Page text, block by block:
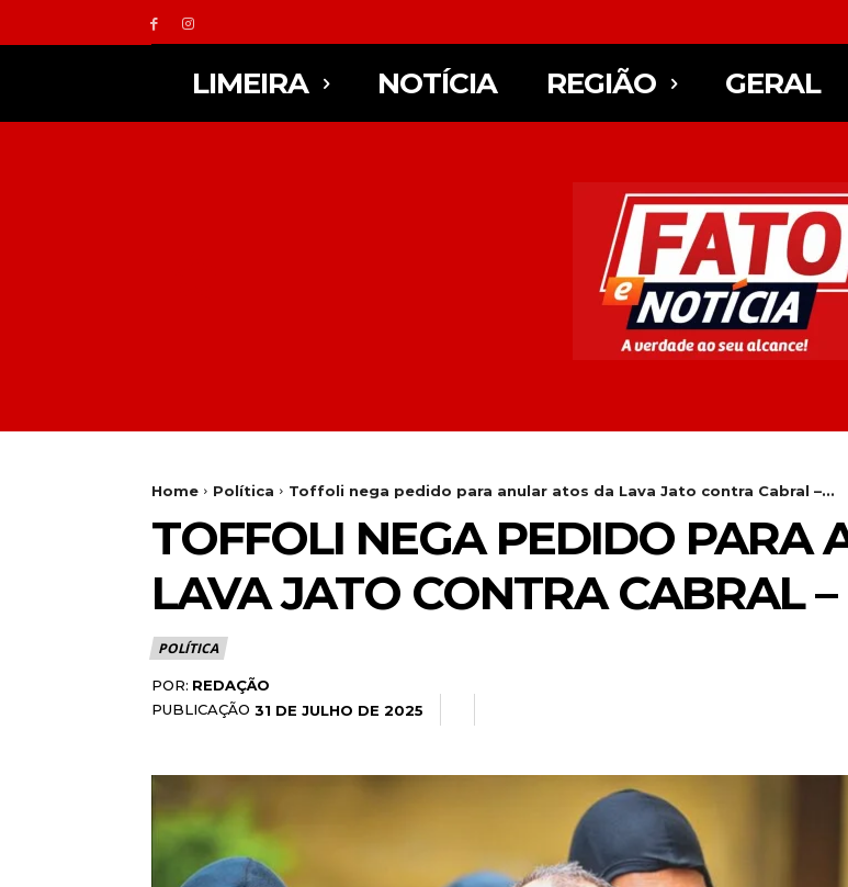
LIMEIRA NOTÍCIA REGIÃO GERAL
Home Política Toffoli nega pedido para anular atos da Lava Jato contra Cabral –...
TOFFOLI NEGA PEDIDO PARA
LAVA JATO CONTRA CABRAL
POLÍTICA
POR: REDAÇÃO
PUBLICAÇÃO 31 DE JULHO DE 2025